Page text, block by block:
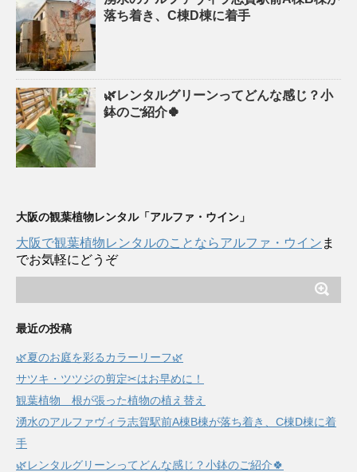
落ち着き、C棟D棟に着手
🌿レンタルグリーンってどんな感じ？小
鉢のご紹介🍀
大阪の観葉植物レンタル「アルファ・ウイン」
大阪で観葉植物レンタルのことならアルファ・ウイン ま
でお気軽にどうぞ
最近の投稿
🌿夏のお庭を彩るカラーリーフ🌿
サツキ・ツツジの剪定✂はお早めに！
観葉植物 根が張った植物の植え替え
湧水のアルファヴィラ志賀駅前A棟B棟が落ち着き、C棟D棟に着
手
🌿レンタルグリーンってどんな感じ？小鉢のご紹介🍀